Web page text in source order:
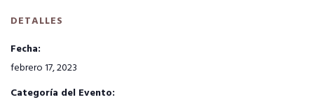
DETALLES
Fecha:
febrero 17, 2023
Categoría del Evento: